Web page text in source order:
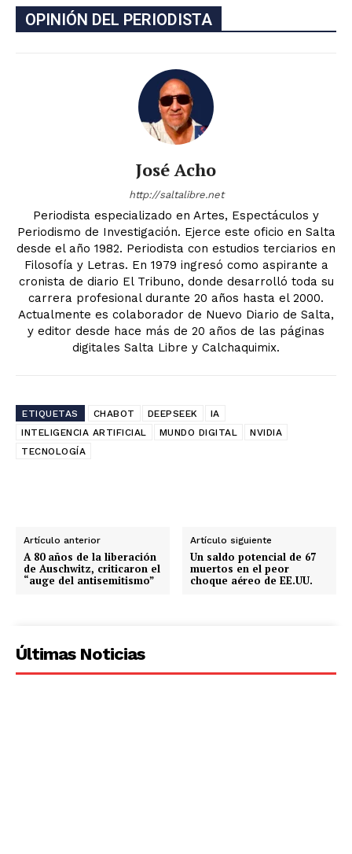
OPINIÓN DEL PERIODISTA
José Acho
http://saltalibre.net
Periodista especializado en Artes, Espectáculos y
Periodismo de Investigación. Ejerce este oficio en Salta
desde el año 1982. Periodista con estudios terciarios en
Filosofía y Letras. En 1979 ingresó como aspirante a
cronista de diario El Tribuno, donde desarrolló toda su
carrera profesional durante 20 años hasta el 2000.
Actualmente es colaborador de Nuevo Diario de Salta,
y editor desde hace más de 20 años de las páginas
digitales Salta Libre y Calchaquimix.
ETIQUETAS CHABOT DEEPSEEK
IA
INTELIGENCIA ARTIFICIAL
MUNDO DIGITAL
NVIDIA
TECNOLOGÍA
Artículo anterior
A 80 años de la liberación
de Auschwitz, criticaron el
“auge del antisemitismo”
Artículo siguiente
Un saldo potencial de 67
muertos en el peor
choque aéreo de EE.UU.
Últimas Noticias